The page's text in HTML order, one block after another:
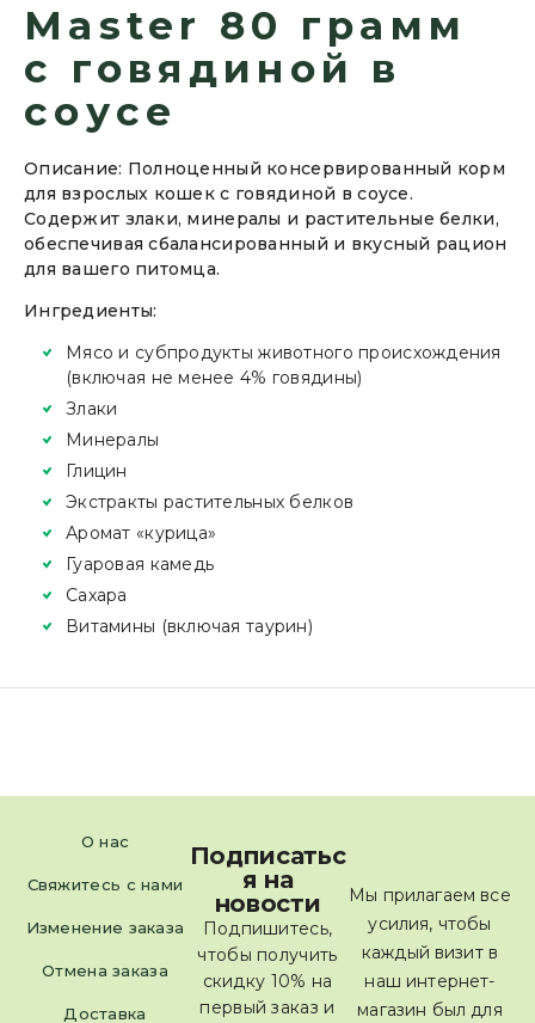
Master 80 грамм
с говядиной в
соусе
Описание: Полноценный консервированный корм
для взрослых кошек с говядиной в соусе.
Содержит злаки, минералы и растительные белки,
обеспечивая сбалансированный и вкусный рацион
для вашего питомца.
Ингредиенты:
Мясо и субпродукты животного происхождения
(включая не менее 4% говядины)
Злаки
Минералы
Глицин
Экстракты растительных белков
Аромат «курица»
Гуаровая камедь
Сахара
Витамины (включая таурин)
О нас
Свяжитесь с нами
Изменение заказа
Отмена заказа
Доставка
Мы прилагаем все
усилия, чтобы
каждый визит в
наш интернет-
магазин был для
Подписатьс
я на
новости
Подпишитесь,
чтобы получить
скидку 10% на
первый заказ и